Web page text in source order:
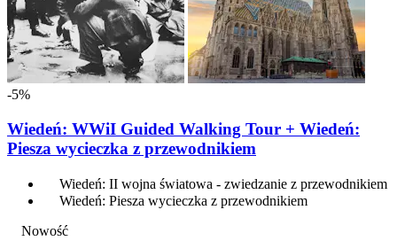
-5%
Wiedeń: WWiI Guided Walking Tour + Wiedeń:
Piesza wycieczka z przewodnikiem
Wiedeń: II wojna światowa - zwiedzanie z przewodnikiem
Wiedeń: Piesza wycieczka z przewodnikiem
Nowość